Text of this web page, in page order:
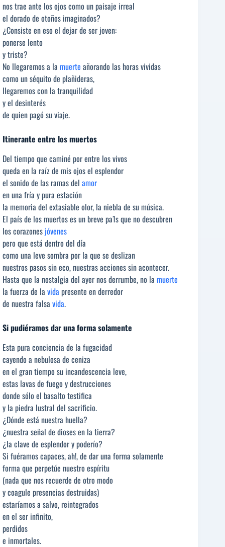
nos trae ante los ojos como un paisaje irreal
el dorado de otoños imaginados?
¿Consiste en eso el dejar de ser joven:
ponerse lento
y triste?
No llegaremos a la muerte añorando las horas vividas
como un séquito de plañideras,
llegaremos con la tranquilidad
y el desinterés
de quien pagó su viaje.
Itinerante entre los muertos
Del tiempo que caminé por entre los vivos
queda en la raíz de mis ojos el esplendor
el sonido de las ramas del amor
en una fría y pura estación
la memoria del extasiable olor, la niebla de su música.
El país de los muertos es un breve pa1s que no descubren
los corazones jóvenes
pero que está dentro del día
como una leve sombra por la que se deslizan
nuestros pasos sin eco, nuestras acciones sin acontecer.
Hasta que la nostalgia del ayer nos derrumbe, no la muerte
la fuerza de la vida presente en derredor
de nuestra falsa vida.
Si pudiéramos dar una forma solamente
Esta pura conciencia de la fugacidad
cayendo a nebulosa de ceniza
en el gran tiempo su incandescencia leve,
estas lavas de fuego y destrucciones
donde sólo el basalto testifica
y la piedra lustral del sacrificio.
¿Dónde está nuestra huella?
¿nuestra señal de dioses en la tierra?
¿la clave de esplendor y poderío?
Si fuéramos capaces, ah!, de dar una forma solamente
forma que perpetúe nuestro espíritu
(nada que nos recuerde de otro modo
y coagule presencias destruidas)
estaríamos a salvo, reintegrados
en el ser infinito,
perdidos
e inmortales.